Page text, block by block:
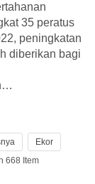
35 peratus
peningkatan
diberikan bagi
Ekor
668 Item